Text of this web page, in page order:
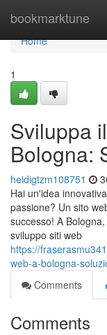
bookmarktune
Home
Home
1
Sviluppa
Bologna:
heidigtzm108751
Hai un'idea
passione? Un sito
successo! A
sviluppo siti web
https://
web-a-bologna-
Comments
Comments